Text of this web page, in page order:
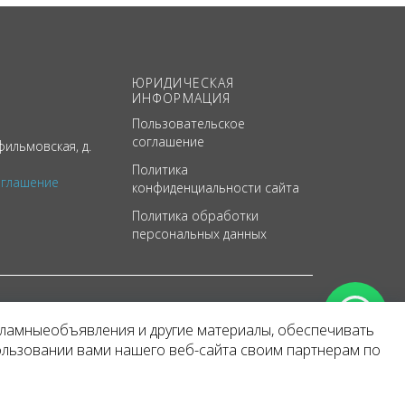
д.
ЮРИДИЧЕСКАЯ
ИНФОРМАЦИЯ
Пользовательское
соглашение
Политика
конфиденциальности сайта
Политика обработки
персональных данных
и другие материалы, обеспечивать
вами нашего веб-сайта своим партнерам по